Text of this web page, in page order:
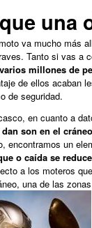
una
va mucho más
Tanto si vas a
millones de
de ellos acaban
de seguridad.
en cuanto a
son en el cráneo
encontramos un
o caída se
a los moteros
una de las